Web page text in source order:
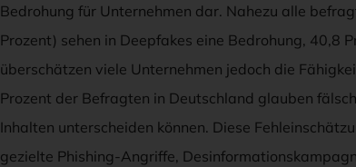
Bedrohung für Unternehmen dar. Nahezu alle
Prozent) sehen in Deepfakes eine Bedrohung, 40,8
überschätzen viele Unternehmen jedoch die
Prozent der Befragten in Deutschland glauben
Inhalten unterscheiden können. Diese
gezielte Phishing-Angriffe,